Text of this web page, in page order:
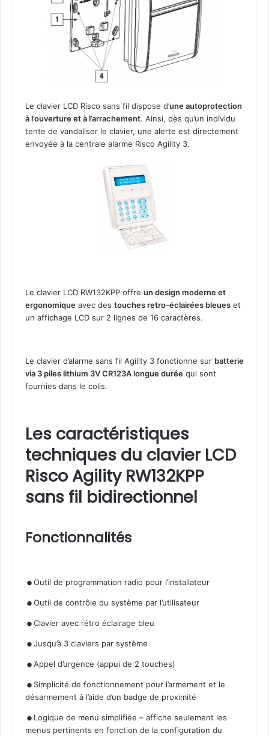
Le clavier LCD Risco sans fil dispose d’une autoprotection
à l’ouverture et à l’arrachement. Ainsi, dès qu’un individu
tente de vandaliser le clavier, une alerte est directement
envoyée à la centrale alarme Risco Agility 3.
Le clavier LCD RW132KPP offre un design moderne et
ergonomique avec des touches retro-éclairées bleues et
un affichage LCD sur 2 lignes de 16 caractères.
Le clavier d’alarme sans fil Agility 3 fonctionne sur batterie
via 3 piles lithium 3V CR123A longue durée qui sont
fournies dans le colis.
Les caractéristiques
techniques du clavier LCD
Risco Agility RW132KPP
sans fil bidirectionnel
Fonctionnalités
.Outil de programmation radio pour l’installateur
.Outil de contrôle du système par l’utilisateur
.Clavier avec rétro éclairage bleu
.Jusqu’à 3 claviers par système
.Appel d’urgence (appui de 2 touches)
. Simplicité de fonctionnement pour l’armement et le
désarmement à l’aide d’un badge de proximité
.Logique de menu simplifiée – affiche seulement les
menus pertinents en fonction de la configuration du